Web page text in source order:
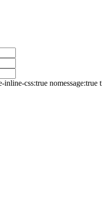
css:true nomessage:true